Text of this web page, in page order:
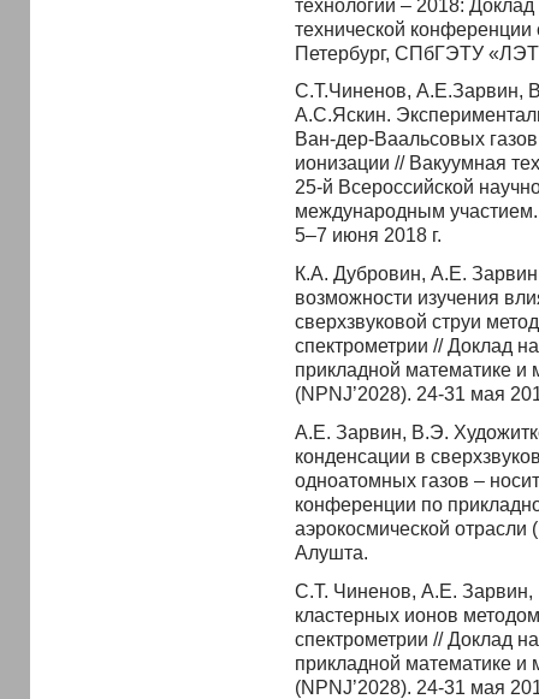
технологии – 2018:
технической
Петербург, СПбГЭТУ
С.Т.Чиненов, А.Е.Зарвин,
А.С.Яскин.
Ван-дер-Ваальсовых
ионизации // Вакуумная
25-й Всероссийской
международным
5–7 июня 2018 г.
К.А. Дубровин, А.Е.
возможности изучения
сверхзвуковой струи
спектрометрии // Доклад
прикладной математике и
(NPNJ’2028). 24-31 мая
А.Е. Зарвин, В.Э.
конденсации в
одноатомных газов –
конференции по
аэрокосмической отрасли
Алушта.
С.Т. Чиненов, А.Е. Зарвин,
кластерных ионов
спектрометрии // Доклад
прикладной математике и
(NPNJ’2028). 24-31 мая